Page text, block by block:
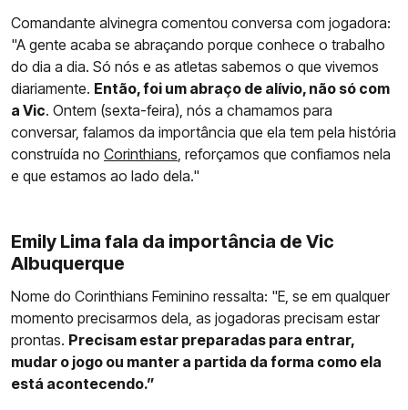
Comandante alvinegra comentou conversa com jogadora:
"A gente acaba se abraçando porque conhece o trabalho
do dia a dia. Só nós e as atletas sabemos o que vivemos
diariamente. Então, foi um abraço de alívio, não só com
a Vic. Ontem (sexta-feira), nós a chamamos para
conversar, falamos da importância que ela tem pela história
construída no Corinthians , reforçamos que confiamos nela
e que estamos ao lado dela."
Emily Lima fala da importância de Vic
Albuquerque
Nome do Corinthians Feminino ressalta: "E, se em qualquer
momento precisarmos dela, as jogadoras precisam estar
prontas. Precisam estar preparadas para entrar,
mudar o jogo ou manter a partida da forma como ela
está acontecendo.”